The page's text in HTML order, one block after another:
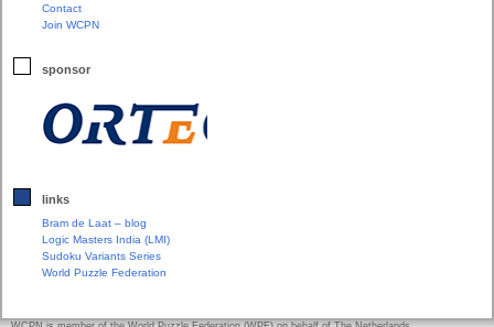
Contact
Join WCPN
sponsor
links
Bram de Laat – blog
Logic Masters India (LMI)
Sudoku Variants Series
World Puzzle Federation